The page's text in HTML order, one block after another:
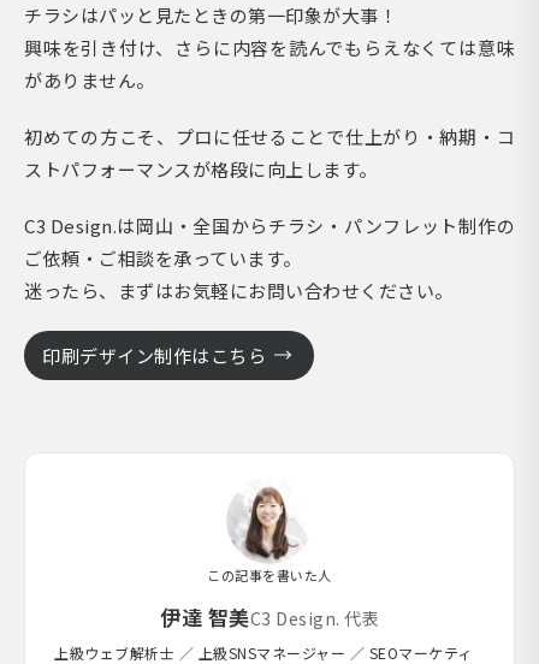
チラシはパッと見たときの第一印象が大事！
興味を引き付け、さらに内容を読んでもらえなくては意味
がありません。
初めての方こそ、プロに任せることで仕上がり・納期・コ
ストパフォーマンスが格段に向上します。
C3 Design.は岡山・全国からチラシ・パンフレット制作の
ご依頼・ご相談を承っています。
迷ったら、まずはお気軽にお問い合わせください。
印刷デザイン制作はこちら
この記事を書いた人
伊達 智美C3 Design. 代表
上級ウェブ解析士 ／ 上級SNSマネージャー ／ SEOマーケティ